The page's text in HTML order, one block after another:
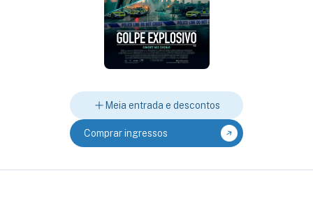
Meia entrada e descontos
Comprar ingressos